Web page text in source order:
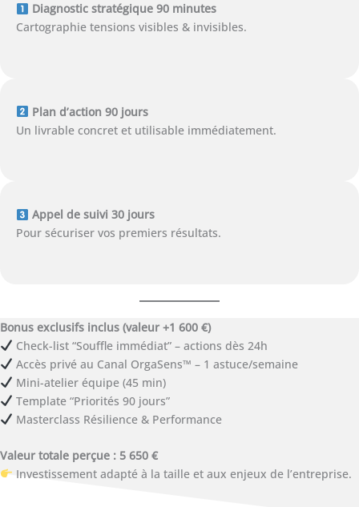
Diagnostic stratégique 90 minutes
Cartographie tensions visibles & invisibles.
Plan d’action 90 jours
Un livrable concret et utilisable immédiatement.
Appel de suivi 30 jours
Pour sécuriser vos premiers résultats.
Bonus exclusifs inclus (valeur +1 600 €)
Check-list “Souffle immédiat” – actions dès 24h
Accès privé au Canal OrgaSens™ – 1 astuce/semaine
Mini-atelier équipe (45 min)
Template “Priorités 90 jours”
Masterclass Résilience & Performance
Valeur totale perçue : 5 650 €
Investissement adapté à la taille et aux enjeux de l’entreprise.